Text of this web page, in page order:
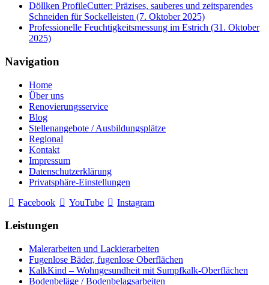
Döllken ProfileCutter: Präzises, sauberes und zeitsparendes
Schneiden für Sockelleisten (7. Oktober 2025)
Professionelle Feuchtigkeitsmessung im Estrich (31. Oktober
2025)
Navigation
Home
Über uns
Renovierungsservice
Blog
Stellenangebote / Ausbildungsplätze
Regional
Kontakt
Impressum
Datenschutzerklärung
Privatsphäre-Einstellungen
Facebook
YouTube Instagram
Leistungen
Malerarbeiten und Lackierarbeiten
Fugenlose Bäder, fugenlose Oberflächen
KalkKind – Wohngesundheit mit Sumpfkalk-Oberflächen
Bodenbeläge / Bodenbelagsarbeiten